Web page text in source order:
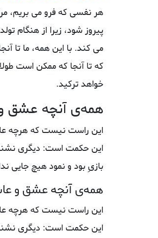
هر نفسی که فرو می‌ بریم،
پیروز شود، زیرا از
می کند. با این همه، ما تا
که تا آنجا که ممکن است
خواهد ترکید.
همه‌ی آنچه عشق
این راست نیست که هرچه
این حکمت است: دیگری
بازیِ بود و نمود هیچ‌ جایی
همه‌ی آنچه عشق و
این راست نیست که هرچه
این حکمت است: دیگری